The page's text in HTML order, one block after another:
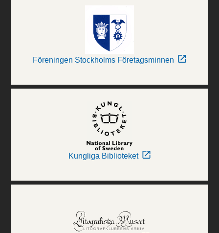
Föreningen Stockholms Företagsminnen
Kungliga Biblioteket